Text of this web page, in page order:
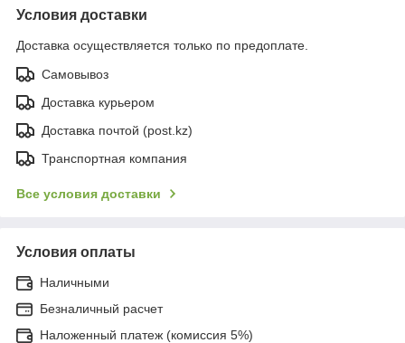
Условия доставки
Доставка осуществляется только по предоплате.
Самовывоз
Доставка курьером
Доставка почтой (post.kz)
Транспортная компания
Все условия доставки
Условия оплаты
Наличными
Безналичный расчет
Наложенный платеж (комиссия 5%)